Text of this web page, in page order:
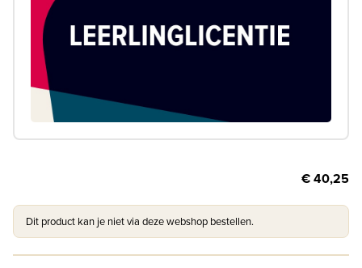
€ 40,25
Dit product kan je niet via deze webshop bestellen.